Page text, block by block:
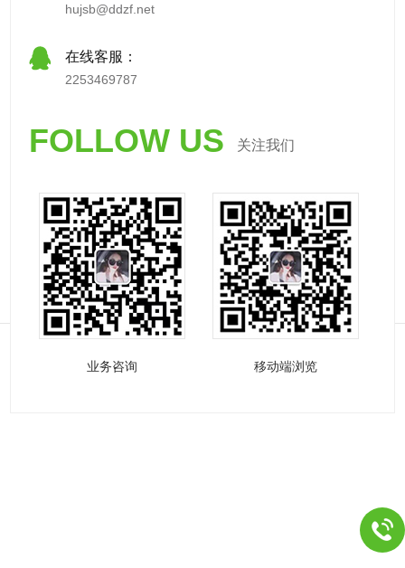
hujsb@ddzf.net
在线客服：
2253469787
FOLLOW US 关注我们
业务咨询 移动端浏览